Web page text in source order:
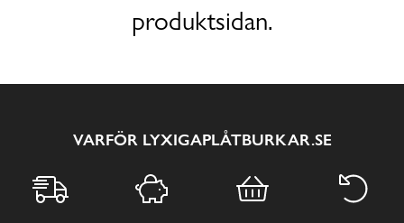
produktsidan.
VARFÖR LYXIGAPLÅTBURKAR.SE